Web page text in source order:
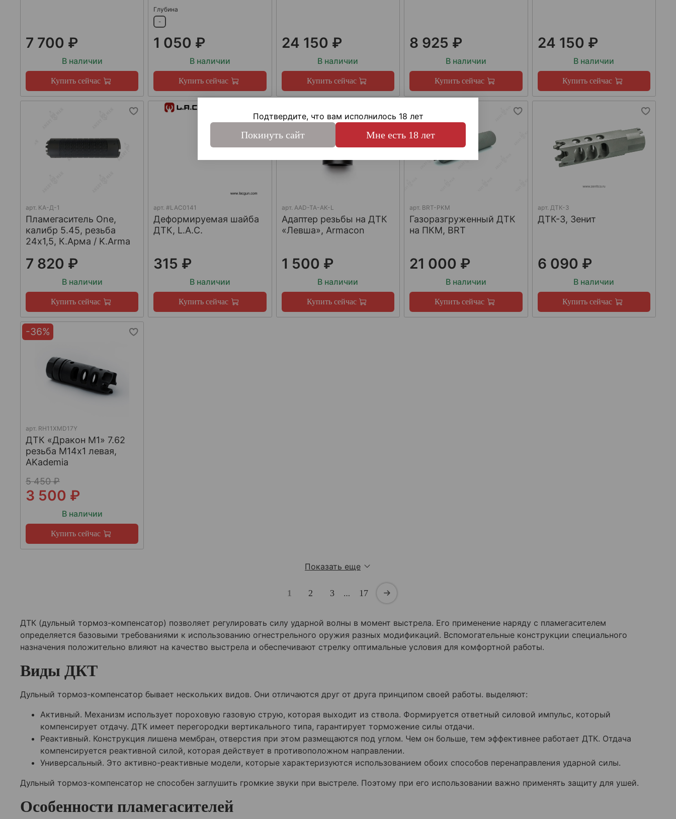
7 700 ₽
В наличии
Купить сейчас
Глубина
-
1 050 ₽
В наличии
Купить сейчас
24 150 ₽
В наличии
Купить сейчас
8 925 ₽
В наличии
Купить сейчас
24 150 ₽
В наличии
Купить сейчас
арт. КА-Д-1
Пламегаситель One,
калибр 5.45, резьба
24х1,5, К.Арма / K.Arma
7 820 ₽
В наличии
Купить сейчас
арт.#LAC0141
Деформируемая шайба
ДТК, L.A.C.
315 ₽
В наличии
Купить сейчас
арт. AAD-TA-AK-L
Адаптер резьбы на ДТК
«Левша», Armacon
1 500 ₽
В наличии
Купить сейчас
арт. BRT-PKM
Газоразгруженный ДТК
на ПКМ, BRT
21 000 ₽
В наличии
Купить сейчас
арт. ДТК-3
ДТК-3, Зенит
6 090 ₽
В наличии
Купить сейчас
-36%
арт. RH11XMD17Y
ДТК «Дракон М1» 7.62
резьба М14х1 левая,
AKademia
5 450 ₽
3 500 ₽
В наличии
Купить сейчас
Показать еще
1 2 3 … 17
ДТК (дульный тормоз-компенсатор) позволяет регулировать силу ударной волны в момент выстрела. Его применение наряду с пламегасителем
определяется базовыми требованиями к использованию огнестрельного оружия разных модификаций. Вспомогательные конструкции специального
назначения положительно влияют на качество выстрела и обеспечивают стрелку оптимальные условия для комфортной работы.
Виды ДКТ
Дульный тормоз-компенсатор бывает нескольких видов. Они отличаются друг от друга принципом своей работы. выделяют:
Активный. Механизм использует пороховую газовую струю, которая выходит из ствола. Формируется ответный силовой импульс, который
компенсирует отдачу. ДТК имеет перегородки вертикального типа, гарантирует торможение силы отдачи.
Реактивный. Конструкция лишена мембран, отверстия при этом размещаются под углом. Чем он больше, тем эффективнее работает ДТК. Отдача
компенсируется реактивной силой, которая действует в противоположном направлении.
Универсальный. Это активно-реактивные модели, которые характеризуются использованием обоих способов перенаправления ударной силы.
Дульный тормоз-компенсатор не способен заглушить громкие звуки при выстреле. Поэтому при его использовании важно применять защиту для ушей.
Особенности пламегасителей
Подтвердите, что вам исполнилось 18 лет
Покинуть сайт Мне есть 18 лет